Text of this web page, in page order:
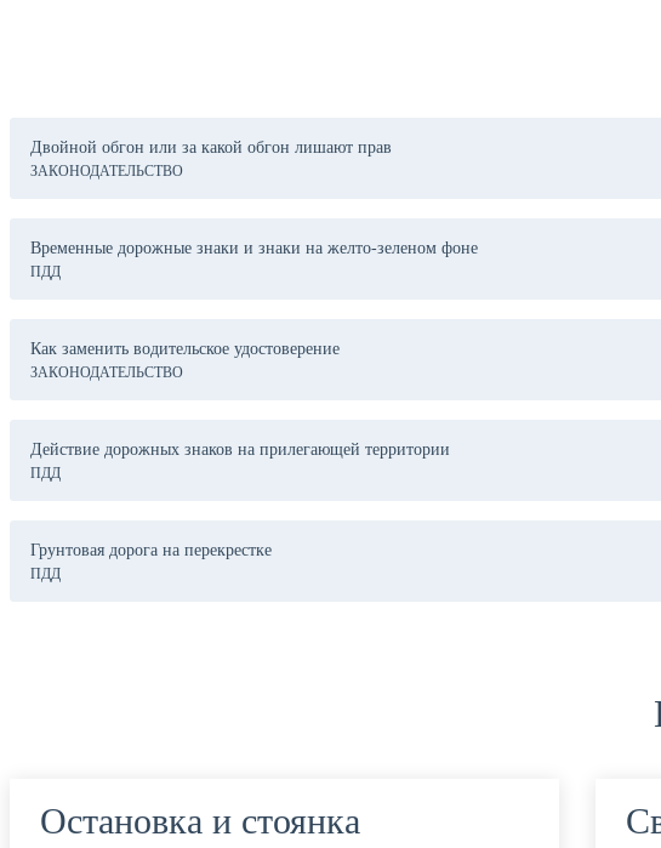
Двойной обгон или за какой обгон лишают прав
ЗАКОНОДАТЕЛЬСТВО
Временные дорожные знаки и знаки на желто-зеленом фоне
ПДД
Как заменить водительское удостоверение
ЗАКОНОДАТЕЛЬСТВО
Действие дорожных знаков на прилегающей территории
ПДД
Грунтовая дорога на перекрестке
ПДД
Остановка и стоянка